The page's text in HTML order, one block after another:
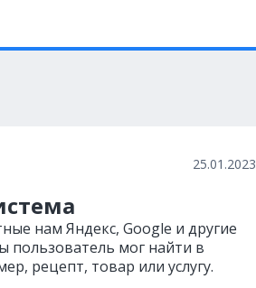
25.01.2023
нам Яндекс, Google и другие
пользователь мог найти в
рецепт, товар или услугу.